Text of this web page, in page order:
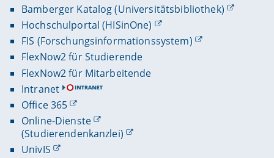
Bamberger Katalog (Universitätsbibliothek)
Hochschulportal (HISinOne)
FIS (Forschungsinformationssystem)
FlexNow2 für Studierende
FlexNow2 für Mitarbeitende
Intranet
Office 365
Online-Dienste
(Studierendenkanzlei)
UnivIS